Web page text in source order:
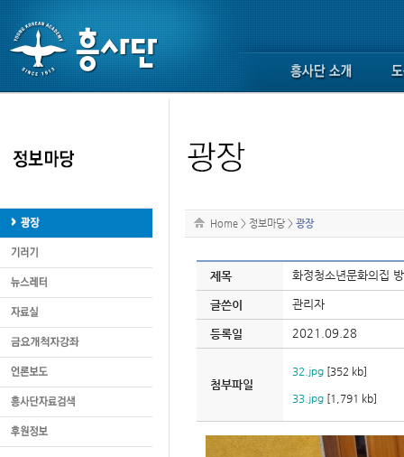
Home > 정보마당 > 광장
제목 화정청소년문화의집
글쓴이 관리자
등록일 2021.09.28
첨부파일
32.jpg[352 kb]
33.jpg[1,791 kb]